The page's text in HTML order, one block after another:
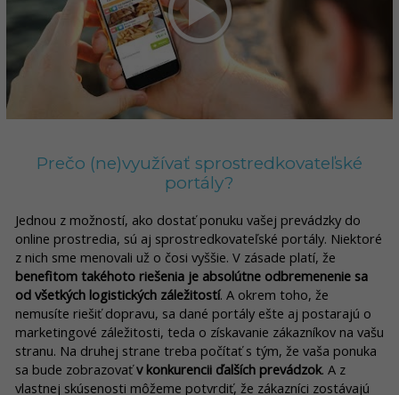
Prečo (ne)využívať sprostredkovateľské
portály?
Jednou z možností, ako dostať ponuku vašej prevádzky do
online prostredia, sú aj sprostredkovateľské portály. Niektoré
z nich sme menovali už o čosi vyššie. V zásade platí, že
benefitom takéhoto riešenia je absolútne odbremenenie sa
od všetkých logistických záležitostí. A okrem toho, že
nemusíte riešiť dopravu, sa dané portály ešte aj postarajú o
marketingové záležitosti, teda o získavanie zákazníkov na vašu
stranu. Na druhej strane treba počítať s tým, že vaša ponuka
sa bude zobrazovaťv konkurencii ďalších prevádzok. A z
vlastnej skúsenosti môžeme potvrdiť, že zákazníci zostávajú